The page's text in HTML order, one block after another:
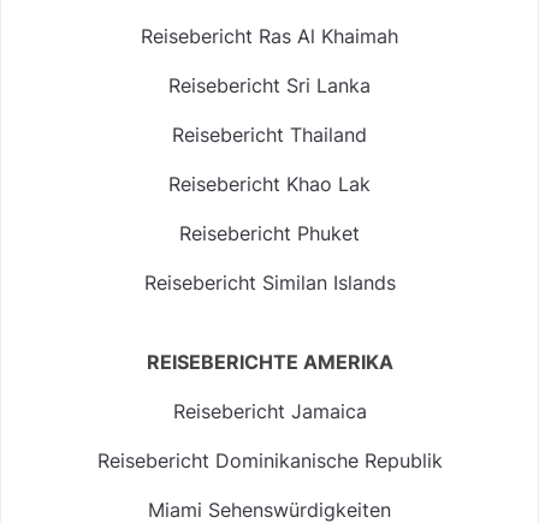
Reisebericht Ras Al Khaimah
Reisebericht Sri Lanka
Reisebericht Thailand
Reisebericht Khao Lak
Reisebericht Phuket
Reisebericht Similan Islands
REISEBERICHTE AMERIKA
Reisebericht Jamaica
Reisebericht Dominikanische Republik
Miami Sehenswürdigkeiten